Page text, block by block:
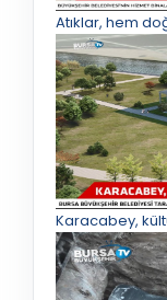
Atıklar, hem
Karacabey,